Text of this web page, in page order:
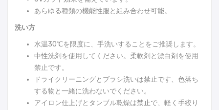
あらゆる種類の機能性服と組み合わせ可能。
洗い方
水温30℃を限度に、手洗いすることをご推奨します。
中性洗剤を使用してください。柔軟剤と漂白剤を使用
禁止です。
ドライクリーニングとブラシ洗いは禁止です、色落ち
する物と一緒に洗わないでください。
アイロン仕上げとタンブル乾燥は禁止で、軽く手絞り